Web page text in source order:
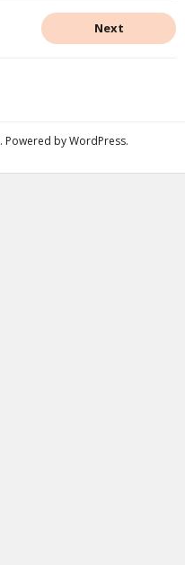
Next
. Powered byWordPress.